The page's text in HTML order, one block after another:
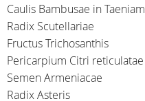
Caulis Bambusae in Taeniam
Radix Scutellariae
Fructus Trichosanthis
Pericarpium Citri reticulatae
Semen Armeniacae
Radix Asteris